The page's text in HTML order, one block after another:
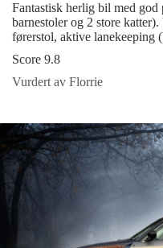
Fantastisk herlig bil med god
barnestoler og 2 store
førerstol, aktive lanekeeping
Score 9.8
Vurdert av Florrie